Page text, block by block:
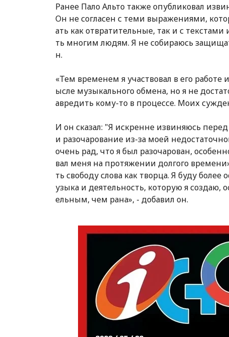
Ранее Пало Альто также опубликовал
Он не согласен с теми выражениями,
ать как отвратительные, так и с
ть многим людям. Я не собираюсь
н.
«Тем временем я участвовал в его
ысле музыкального обмена, но я не
авредить кому-то в процессе. Моих
И он сказал: "Я искренне извиняюсь
и разочарование из-за моей
очень рад, что я был разочарован,
вал меня на протяжении долгого
ть свободу слова как творца. Я буду
узыка и деятельность, которую я создаю,
ельным, чем рана», - добавил он.